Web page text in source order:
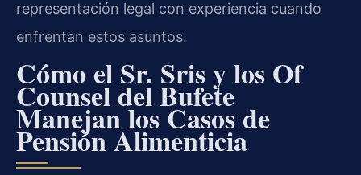
representación legal con experiencia cuando
enfrentan estos asuntos.
Cómo el Sr. Sris y los Of
Counsel del Bufete
Manejan los Casos de
Pensión Alimenticia